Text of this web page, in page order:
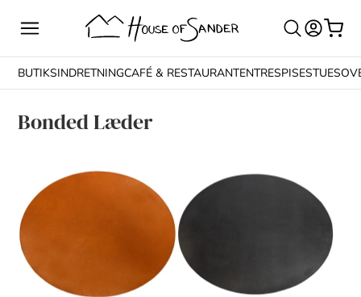
BUTIKSINDRETNINGCAFÉ & RESTAURANTENTRESPISESTUE
Bonded Læder